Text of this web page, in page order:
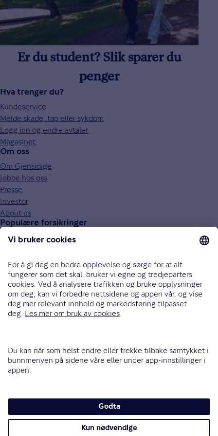
Er du student? Slik sparer du
penger
Hva trenger du?
Kundeservice
Melde skade, tap eller sykdom
Logg inn og endre avtaler
Magasinet
Om oss
Om Gjensidige
Jobbe hos oss
Presse
Investor
About us
Populære forsikringer
Bilforsikring
Innboforsikring
Husforsikring
Livsforsikring
Barneforsikring
Alle forsikringer
915 03 100
LinkedIn
Facebook
Personvern og sikkerhet
Vilkår for bruk av nettsidene